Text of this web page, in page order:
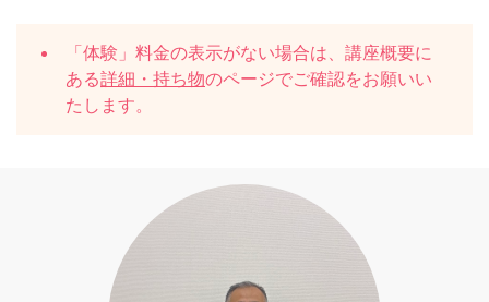
「体験」料金の表示がない場合は、講座概要に
ある詳細・持ち物のページでご確認をお願いい
たします。